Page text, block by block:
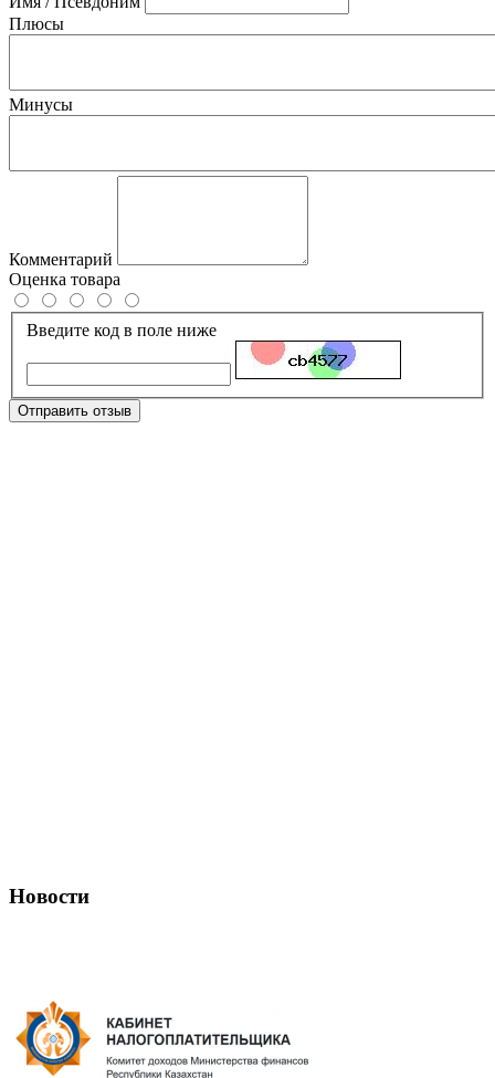
Плюсы
Минусы
Комментарий
Оценка товара
Введите код в поле ниже
Отправить отзыв
Новости